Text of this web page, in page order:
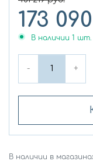
173 090
В наличии 1 шт.
- +
В наличии в